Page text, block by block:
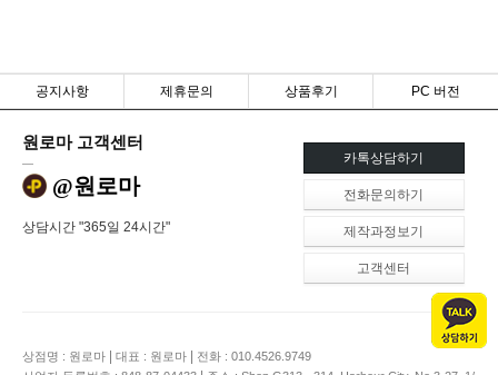
공지사항 제휴문의 상품후기 PC 버전
원로마 고객센터
@원로마
상담시간 "365일 24시간"
카톡상담하기
전화문의하기
제작과정보기
고객센터
상점명 : 원로마 | 대표 : 원로마 | 전화 : 010.4526.9749